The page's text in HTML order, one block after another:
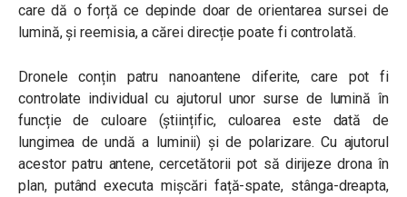
care dă o forță ce depinde doar de orientarea sursei de
lumină, și reemisia, a cărei direcție poate fi controlată.
Dronele conțin patru nanoantene diferite, care pot fi
controlate individual cu ajutorul unor surse de lumină în
funcție de culoare (științific, culoarea este dată de
lungimea de undă a luminii) și de polarizare. Cu ajutorul
acestor patru antene, cercetătorii pot să dirijeze drona în
plan, putând executa mișcări față-spate, stânga-dreapta,